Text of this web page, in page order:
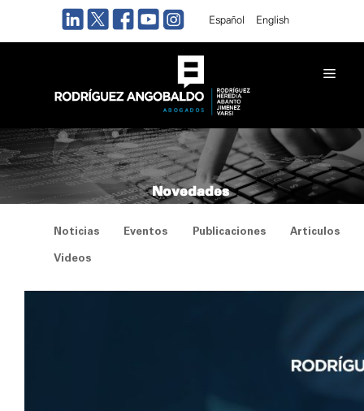
Español English
Novedades
Noticias Eventos Publicaciones Articulos
Videos